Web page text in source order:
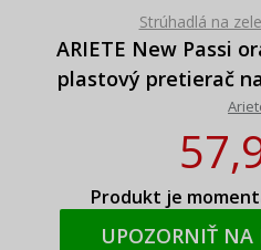
Strúhadlá na
ARIETE New Passi
plastový pretierač
Produkt je
UPOZORNIŤ NA